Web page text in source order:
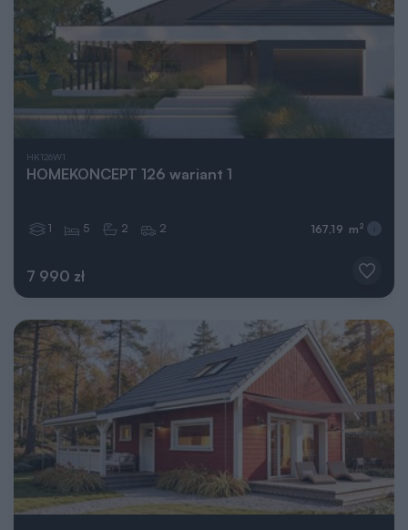
HK126W1
HOMEKONCEPT 126 wariant 1
7 990 zł
1 5 2 2 167,19 m 2